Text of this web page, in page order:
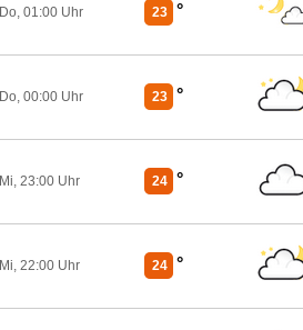
Do, 01:00 Uhr 23 °
Do, 00:00 Uhr 23 °
Mi, 23:00 Uhr 24 °
Mi, 22:00 Uhr 24 °